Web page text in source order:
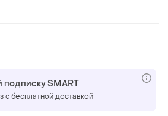
SMART
с бесплатной доставкой